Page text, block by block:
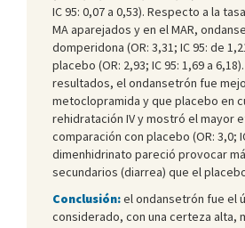
IC 95: 0,07 a 0,53). Respecto a la
MA aparejados y en el MAR,
domperidona (OR: 3,31; IC 95: de
placebo (OR: 2,93; IC 95: 1,69 a
resultados, el ondansetrón fue
metoclopramida y que placebo en
rehidratación IV y mostró el mayor
comparación con placebo (OR: 3,0;
dimenhidrinato pareció provocar
secundarios (diarrea) que el
Conclusión:el ondansetrón fue el
considerado, con una certeza alta,